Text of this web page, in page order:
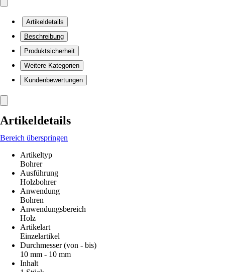
Artikeldetails
Beschreibung
Produktsicherheit
Weitere Kategorien
Kundenbewertungen
Artikeldetails
Bereich überspringen
Artikeltyp
Bohrer
Ausführung
Holzbohrer
Anwendung
Bohren
Anwendungsbereich
Holz
Artikelart
Einzelartikel
Durchmesser (von - bis)
10 mm - 10 mm
Inhalt